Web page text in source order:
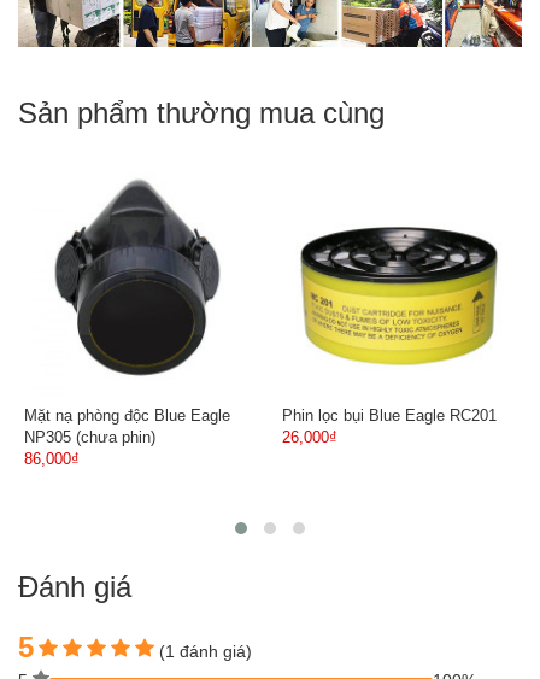
Sản phẩm thường mua cùng
Mặt nạ phòng độc Blue Eagle
NP305 (chưa phin)
86,000₫
Phin lọc bụi Blue Eagle RC201
26,000₫
Đánh giá
5
(1 đánh giá)